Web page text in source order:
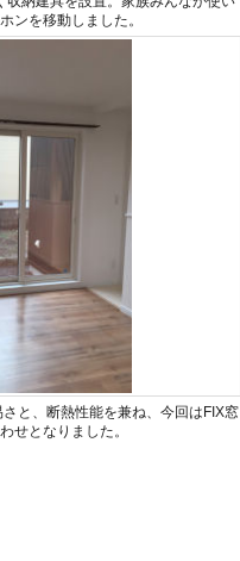
を移動しました。
と、断熱性能を兼ね、今回はFIX窓
せとなりました。